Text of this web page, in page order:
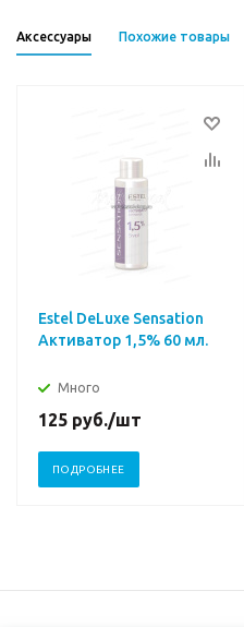
Аксессуары Похожие товары
Estel DeLuxe Sensation
Активатор 1,5% 60 мл.
Много
125 руб./шт
ПОДРОБНЕЕ